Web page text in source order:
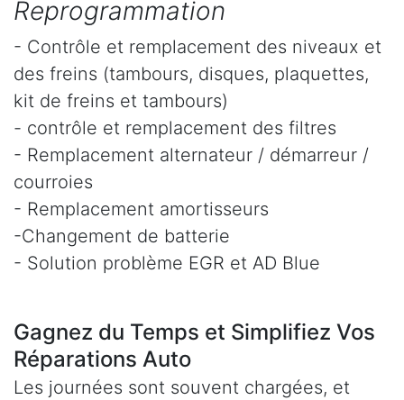
Reprogrammation
- Contrôle et remplacement des niveaux et
des freins (tambours, disques, plaquettes,
kit de freins et tambours)
- contrôle et remplacement des filtres
- Remplacement alternateur / démarreur /
courroies
- Remplacement amortisseurs
-Changement de batterie
- Solution problème EGR et AD Blue
Gagnez du Temps et Simplifiez Vos
Réparations Auto
Les journées sont souvent chargées, et